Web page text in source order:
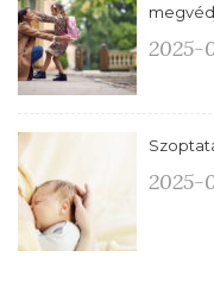
2025-
2025-